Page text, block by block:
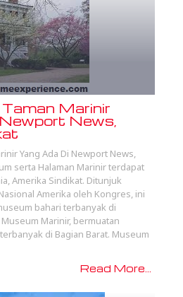
Marinir
News,
Yang Ada Di Newport News,
serta Halaman Marinir terdapat
Amerika Sindikat. Ditunjuk
Amerika oleh Kongres, ini
bahari terbanyak di
Marinir, bermuatan
di Bagian Barat. Museum
Read More...